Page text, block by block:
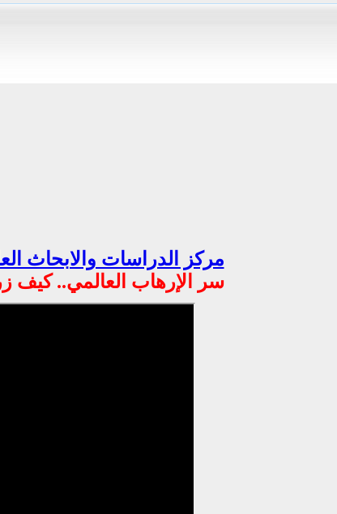
مركز الدراسات والابحاث
سر الإرهاب العالمي.. كيف